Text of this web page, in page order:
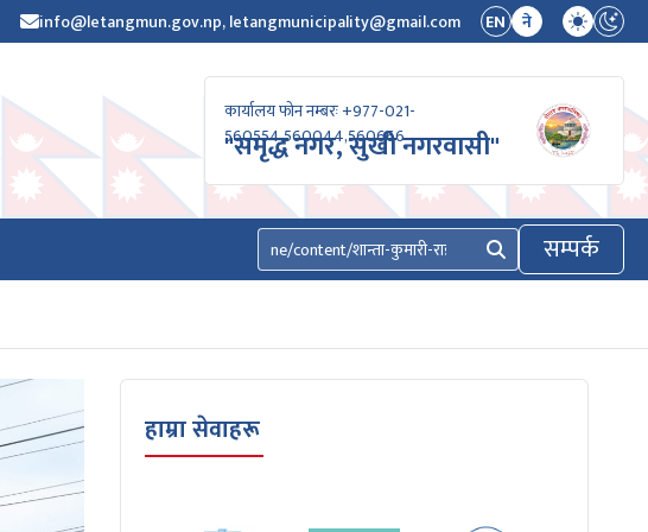
info@letangmun.gov.np, letangmunicipality@gmail.com EN ने
कार्यालय फोन नम्बरः +977-021-
560554,560044,560666
"समृद्ध नगर, सुखी नगरवासी"
खोज्नुहोस् सम्पर्क
हाम्रा सेवाहरू